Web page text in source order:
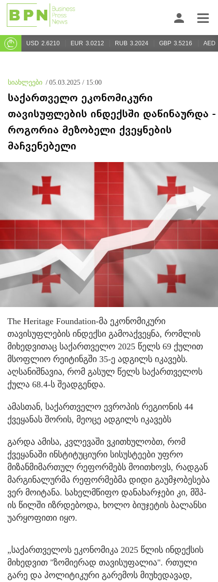
USD 2.6210 EUR 3.0212 RUB 3.2024 GBP 3.5216 AED
სიახლეები / 05.03.2025 / 15:00
საქართველო ეკონომიკური
თავისუფლების ინდექსში დაწინაურდა -
როგორია მეზობელი ქვეყნების
მაჩვენებელი
The Heritage Foundation-მა ეკონომიკური
თავისუფლების ინდექსი გამოაქვეყნა, რომლის
მიხედვითაც საქართველო 2025 წელს 69 ქულით
მსოფლიო რეიტინგში 35-ე ადგილს იკავებს.
აღსანიშნავია, რომ გასულ წელს საქართველოს
ქულა 68.4-ს შეადგენდა.
ამასთან, საქართველო ევროპის რეგიონის 44
ქვეყანას შორის, მეოცე ადგილს იკავებს
გარდა ამისა, კვლევაში ვკითხულობთ, რომ
ქვეყანაში ინსტიტუციური სისუსტეები უფრო
მიზანმიმართულ რეფორმებს მოითხოვს, რადგან
მარგინალურმა რეფორმებმა დიდი გაუმჯობესება
ვერ მოიტანა. სახელმწიფო დანახარჯები კი, მშპ-
ის წილში იზრდებოდა, ხოლო ბიუჯეტის ბალანსი
უარყოფითი იყო.
„საქართველოს ეკონომიკა 2025 წლის ინდექსის
მიხედვით "ზომიერად თავისუფალია". რთული
გარე და პოლიტიკური გარემოს მიუხედავად,